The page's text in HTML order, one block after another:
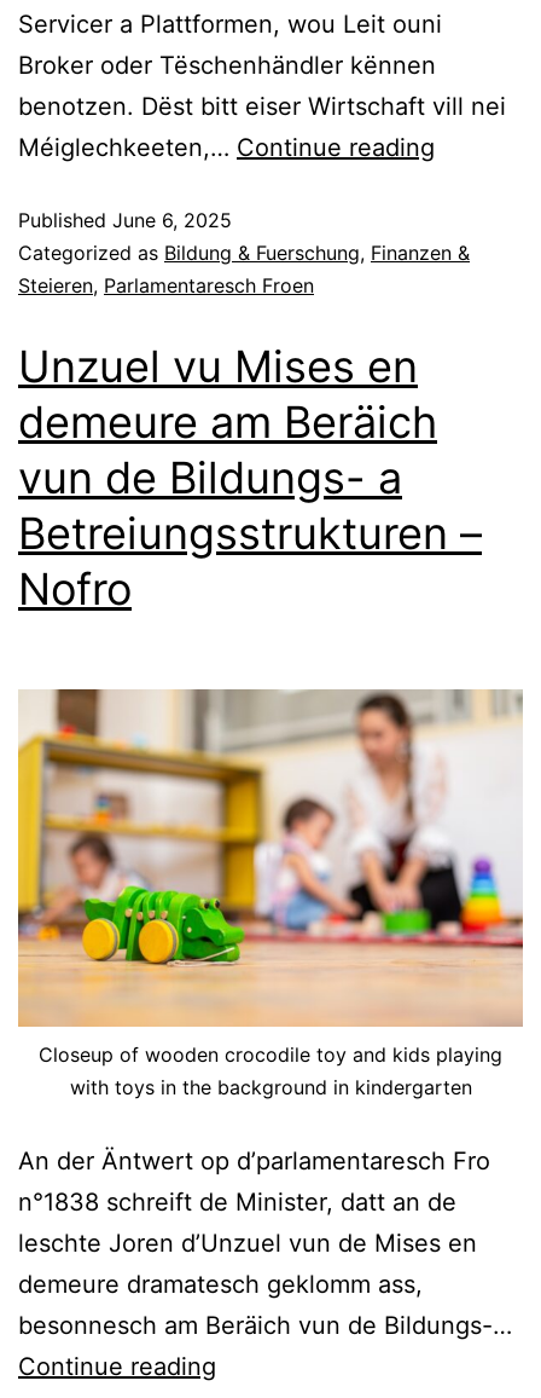
Servicer a Plattformen, wou Leit ouni
Broker oder Tëschenhändler kënnen
benotzen. Dëst bitt eiser Wirtschaft vill nei
Méiglechkeeten,… Continue reading
Published June 6, 2025
Categorized as Bildung & Fuerschung, Finanzen &
Steieren, Parlamentaresch Froen
Unzuel vu Mises en
demeure am Beräich
vun de Bildungs- a
Betreiungsstrukturen –
Nofro
Closeup of wooden crocodile toy and kids playing
with toys in the background in kindergarten
An der Äntwert op d’parlamentaresch Fro
n°1838 schreift de Minister, datt an de
leschte Joren d’Unzuel vun de Mises en
demeure dramatesch geklomm ass,
besonnesch am Beräich vun de Bildungs-…
Continue reading